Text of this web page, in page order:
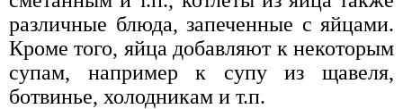
различные блюда, запеченные с яйцами.
Кроме того, яйца добавляют к некоторым
супам, например к супу из щавеля,
ботвинье, холодникам и т.п.